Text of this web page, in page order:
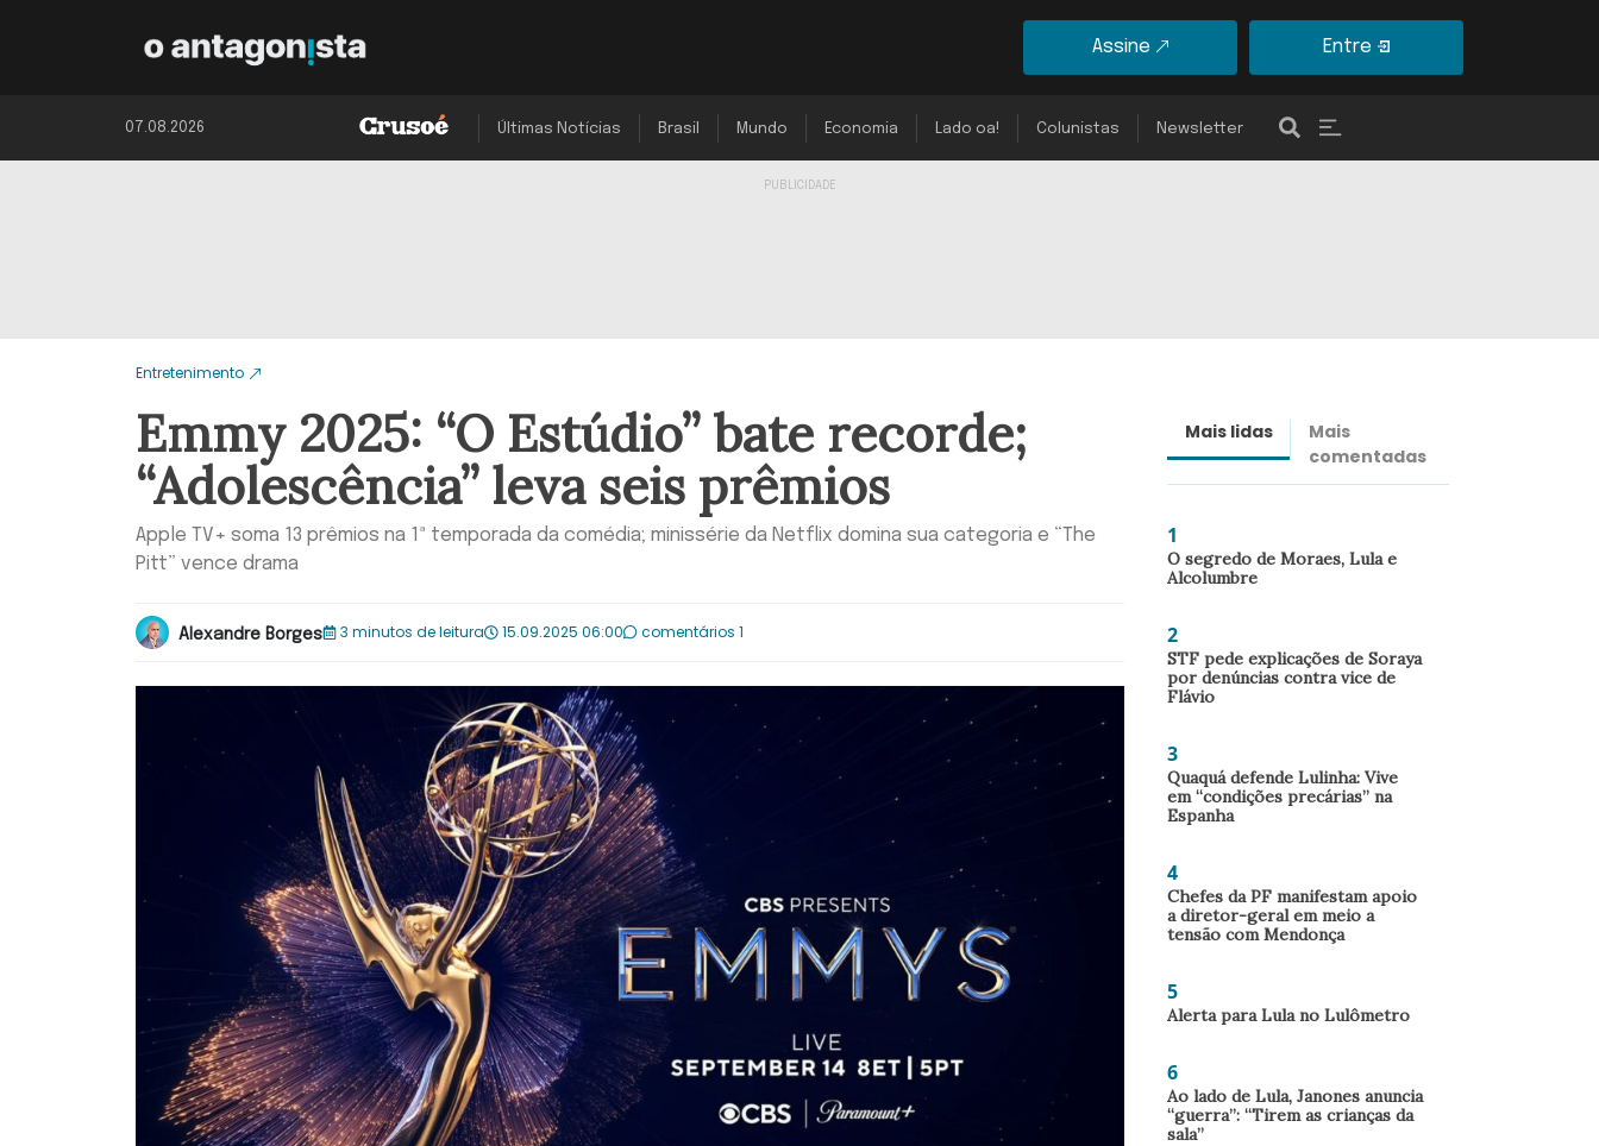
Assine Entre
07.08.2026 Últimas Notícias Brasil Mundo Economia Lado oa! Colunistas Newsletter
Entretenimento
Emmy 2025: “O Estúdio” bate recorde;
“Adolescência” leva seis prêmios
Apple TV+ soma 13 prêmios na 1ª temporada da comédia; minissérie da Netflix domina sua categoria e “The
Pitt” vence drama
Alexandre Borges 3 minutos de leitura 15.09.2025 06:00 comentários 1
Mais lidas
Mais
comentadas
1
O segredo de Moraes, Lula e
Alcolumbre
2
STF pede explicações de Soraya
por denúncias contra vice de
Flávio
3
Quaquá defende Lulinha: Vive
em “condições precárias” na
Espanha
4
Chefes da PF manifestam apoio
a diretor-geral em meio a
tensão com Mendonça
5
Alerta para Lula no Lulômetro
6
Ao lado de Lula, Janones anuncia
“guerra”: “Tirem as crianças da
sala”